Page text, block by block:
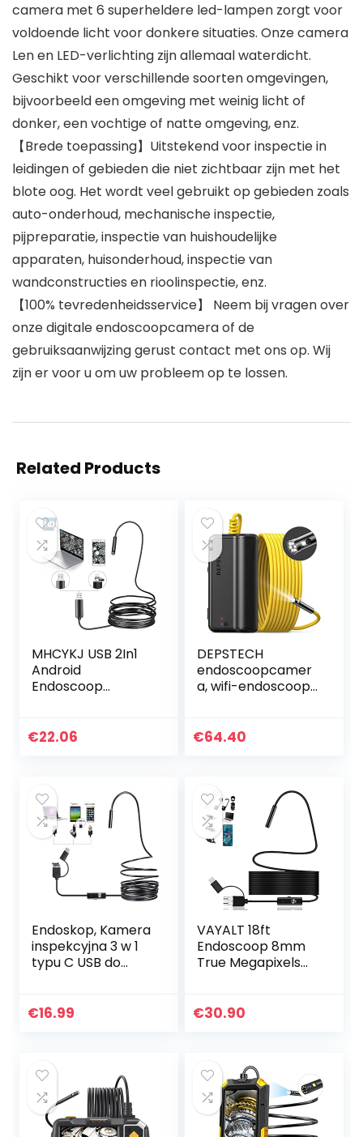
camera met 6 superheldere led-lampen zorgt voor
voldoende licht voor donkere situaties. Onze camera
Len en LED-verlichting zijn allemaal waterdicht.
Geschikt voor verschillende soorten omgevingen,
bijvoorbeeld een omgeving met weinig licht of
donker, een vochtige of natte omgeving, enz.
【Brede toepassing】Uitstekend voor inspectie in
leidingen of gebieden die niet zichtbaar zijn met het
blote oog. Het wordt veel gebruikt op gebieden zoals
auto-onderhoud, mechanische inspectie,
pijpreparatie, inspectie van huishoudelijke
apparaten, huisonderhoud, inspectie van
wandconstructies en rioolinspectie, enz.
【100% tevredenheidsservice】 Neem bij vragen over
onze digitale endoscoopcamera of de
gebruiksaanwijzing gerust contact met ons op. Wij
zijn er voor u om uw probleem op te lossen.
Related Products
MHCYKJ USB 2In1
Android
Endoscoop
Inspectie 5.5Mm
€22.06
DEPSTECH
endoscoopcamer
a, wifi-endoscoop,
HD
€64.40
Endoskop, Kamera
inspekcyjna 3 w 1
typu C USB do
endoskopowych,
€16.99
VAYALT 18ft
Endoscoop 8mm
True Megapixels
foto Video
€30.90